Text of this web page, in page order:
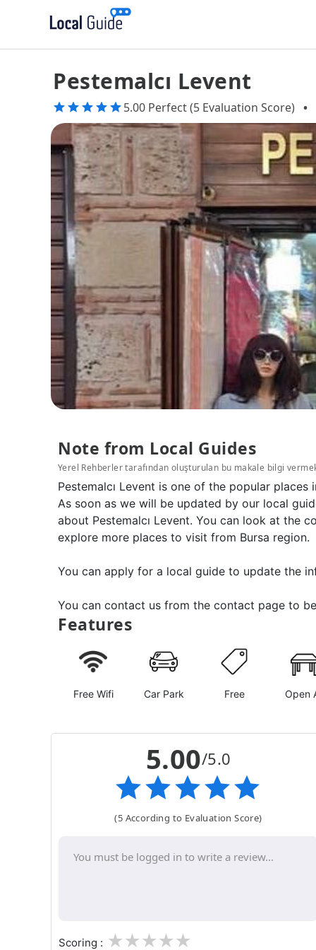
Pestemalcı Levent
5.00 Perfect (5 Evaluation Score) •
Note from Local Guides
Yerel Rehberler tarafından oluşturulan bu makale bilgi
Pestemalcı Levent is one of the popular
As soon as we will be updated by our local
about Pestemalcı Levent. You can look at the
explore more places to visit from Bursa region.
You can apply for a local guide to update the
You can contact us from the contact page to
Features
Free Wifi Car Park Free Open
5.00/5.0
(5 According to Evaluation Score)
Scoring : 3
2
1